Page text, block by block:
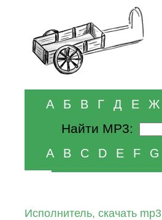
А Б В Г Д Е Ж
Найти MP3:
A B C D E F G
Исполнитель, скачать mp3